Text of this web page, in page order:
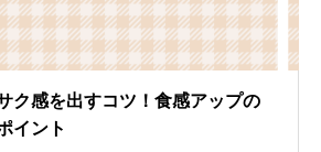
ク感を出すコツ！食感アップの
イント